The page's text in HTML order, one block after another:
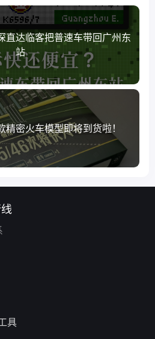
直达临客把普速车带回广州东
站
密火车模型即将到货啦！
具